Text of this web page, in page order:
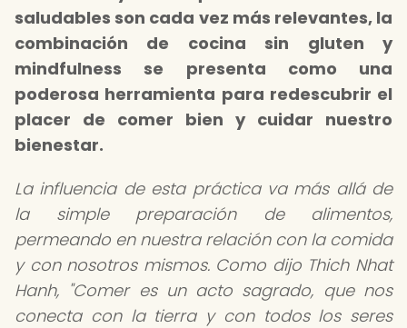
saludables son cada vez más relevantes, la
combinación de cocina sin gluten y
mindfulness se presenta como una
poderosa herramienta para redescubrir el
placer de comer bien y cuidar nuestro
bienestar.
La influencia de esta práctica va más allá de
la simple preparación de alimentos,
permeando en nuestra relación con la comida
y con nosotros mismos. Como dijo Thich Nhat
Hanh, "Comer es un acto sagrado, que nos
conecta con la tierra y con todos los seres